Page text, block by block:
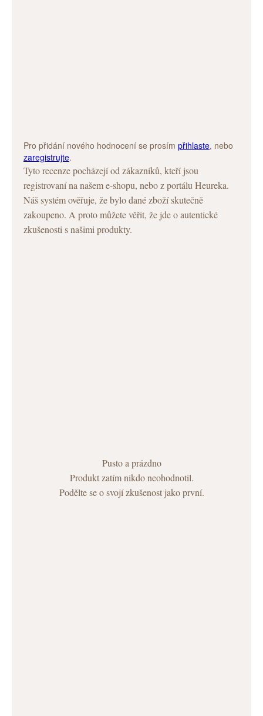
Pro přidání nového hodnocení se prosím přihlaste, nebo
zaregistrujte.
Tyto recenze pocházejí od zákazníků, kteří jsou
registrovaní na našem e-shopu, nebo z portálu Heureka.
Náš systém ověřuje, že bylo dané zboží skutečně
zakoupeno. A proto můžete věřit, že jde o autentické
zkušenosti s našimi produkty.
Pusto a prázdno
Produkt zatím nikdo neohodnotil.
Podělte se o svojí zkušenost jako první.